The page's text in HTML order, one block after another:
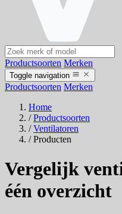
Productsoorten Merken
Toggle navigation
Productsoorten Merken
Home
/ Productsoorten
/ Ventilatoren
/ Producten
Vergelijk
één overzicht